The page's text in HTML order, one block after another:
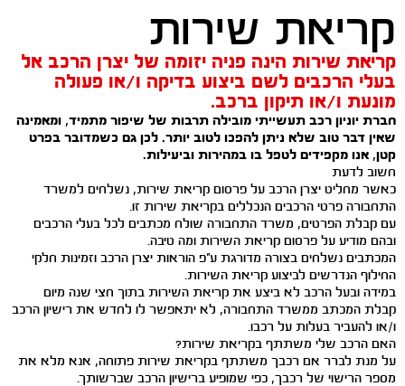
קריאת שירות
קריאת שירות הינה פניה יזומה של יצרן הרכב אל
בעלי הרכבים לשם ביצוע בדיקה ו/או פעולה
מונעת ו/או תיקון ברכב.
חברת יוניון רכב תעשייתי מובילה תרבות של שיפור מתמיד, ומאמינה
שאין דבר טוב שלא ניתן להפכו לטוב יותר. לכן גם כשמדובר בפרט
קטן, אנו מקפידים לטפל בו במהירות וביעילות.
חשוב לדעת
כאשר מחליט יצרן הרכב על פרסום קריאת שירות, נשלחים למשרד
התחבורה פרטי הרכבים הנכללים בקריאת שירות זו.
עם קבלת הפרטים, משרד התחבורה שולח מכתבים לכל בעלי הרכבים
ובהם מודיע על פרסום קריאת השירות ומה טיבה.
המכתבים נשלחים בצורה מדורגת ע"פ הוראות יצרן הרכב וזמינות חלקי
החילוף הנדרשים לביצוע קריאת השירות.
במידה ובעל הרכב לא ביצע את קריאת השירות בתוך חצי שנה מיום
קבלת המכתב ממשרד התחבורה, לא יתאפשר לו לחדש את רישיון הרכב
ו/או להעביר בעלות על רכבו.
האם הרכב שלי משתתף בקריאת שירות?
על מנת לברר אם רכבך משתתף בקריאת שירות פתוחה, אנא מלא את
מספר הרישוי של רכבך, כפי שמופיע ברישיון הרכב שברשותך.